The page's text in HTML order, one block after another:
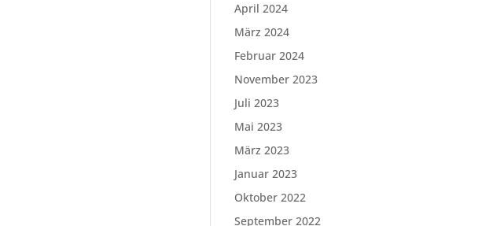
April 2024
März 2024
Februar 2024
November 2023
Juli 2023
Mai 2023
März 2023
Januar 2023
Oktober 2022
September 2022